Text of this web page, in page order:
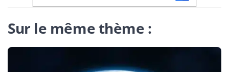
Sur le même thème :